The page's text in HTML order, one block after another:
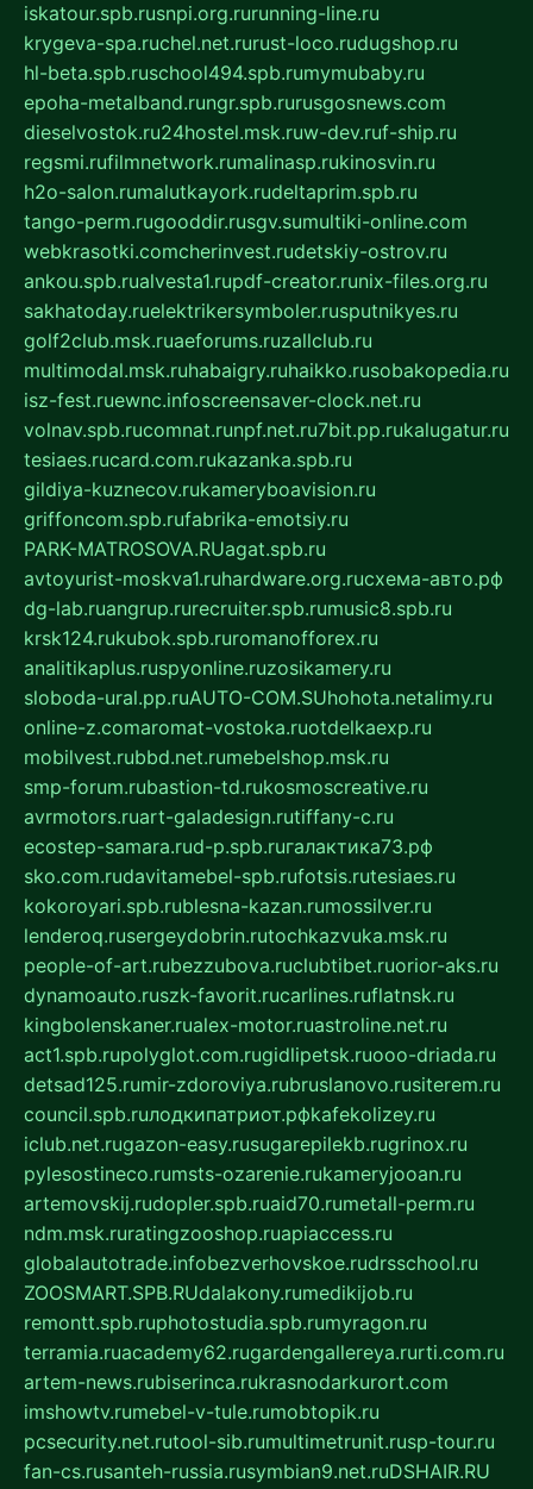
iskatour.spb.rusnpi.org.rurunning-line.ru
krygeva-spa.ruchel.net.rurust-loco.rudugshop.ru
hl-beta.spb.ruschool494.spb.rumymubaby.ru
epoha-metalband.rungr.spb.rurusgosnews.com
dieselvostok.ru24hostel.msk.ruw-dev.ruf-ship.ru
regsmi.rufilmnetwork.rumalinasp.rukinosvin.ru
h2o-salon.rumalutkayork.rudeltaprim.spb.ru
tango-perm.rugooddir.rusgv.sumultiki-online.com
webkrasotki.comcherinvest.rudetskiy-ostrov.ru
ankou.spb.rualvesta1.rupdf-creator.runix-files.org.ru
sakhatoday.ruelektrikersymboler.rusputnikyes.ru
golf2club.msk.ruaeforums.ruzallclub.ru
multimodal.msk.ruhabaigry.ruhaikko.rusobakopedia.ru
isz-fest.ruewnc.infoscreensaver-clock.net.ru
volnav.spb.rucomnat.runpf.net.ru7bit.pp.rukalugatur.ru
tesiaes.rucard.com.rukazanka.spb.ru
gildiya-kuznecov.rukameryboavision.ru
griffoncom.spb.rufabrika-emotsiy.ru
PARK-MATROSOVA.RUagat.spb.ru
avtoyurist-moskva1.ruhardware.org.ruсхема-авто.рф
dg-lab.ruangrup.rurecruiter.spb.rumusic8.spb.ru
krsk124.rukubok.spb.ruromanofforex.ru
analitikaplus.ruspyonline.ruzosikamery.ru
sloboda-ural.pp.ruAUTO-COM.SUhohota.netalimy.ru
online-z.comaromat-vostoka.ruotdelkaexp.ru
mobilvest.rubbd.net.rumebelshop.msk.ru
smp-forum.rubastion-td.rukosmoscreative.ru
avrmotors.ruart-galadesign.rutiffany-c.ru
ecostep-samara.rud-p.spb.ruгалактика73.рф
sko.com.rudavitamebel-spb.rufotsis.rutesiaes.ru
kokoroyari.spb.rublesna-kazan.rumossilver.ru
lenderoq.rusergeydobrin.rutochkazvuka.msk.ru
people-of-art.rubezzubova.ruclubtibet.ruorior-aks.ru
dynamoauto.ruszk-favorit.rucarlines.ruflatnsk.ru
kingbolenskaner.rualex-motor.ruastroline.net.ru
act1.spb.rupolyglot.com.rugidlipetsk.ruooo-driada.ru
detsad125.rumir-zdoroviya.rubruslanovo.rusiterem.ru
council.spb.ruлодкипатриот.рфkafekolizey.ru
iclub.net.rugazon-easy.rusugarepilekb.rugrinox.ru
pylesostineco.rumsts-ozarenie.rukameryjooan.ru
artemovskij.rudopler.spb.ruaid70.rumetall-perm.ru
ndm.msk.ruratingzooshop.ruapiaccess.ru
globalautotrade.infobezverhovskoe.rudrsschool.ru
ZOOSMART.SPB.RUdalakony.rumedikijob.ru
remontt.spb.ruphotostudia.spb.rumyragon.ru
terramia.ruacademy62.rugardengallereya.rurti.com.ru
artem-news.rubiserinca.rukrasnodarkurort.com
imshowtv.rumebel-v-tule.rumobtopik.ru
pcsecurity.net.rutool-sib.rumultimetrunit.rusp-tour.ru
fan-cs.rusanteh-russia.rusymbian9.net.ruDSHAIR.RU